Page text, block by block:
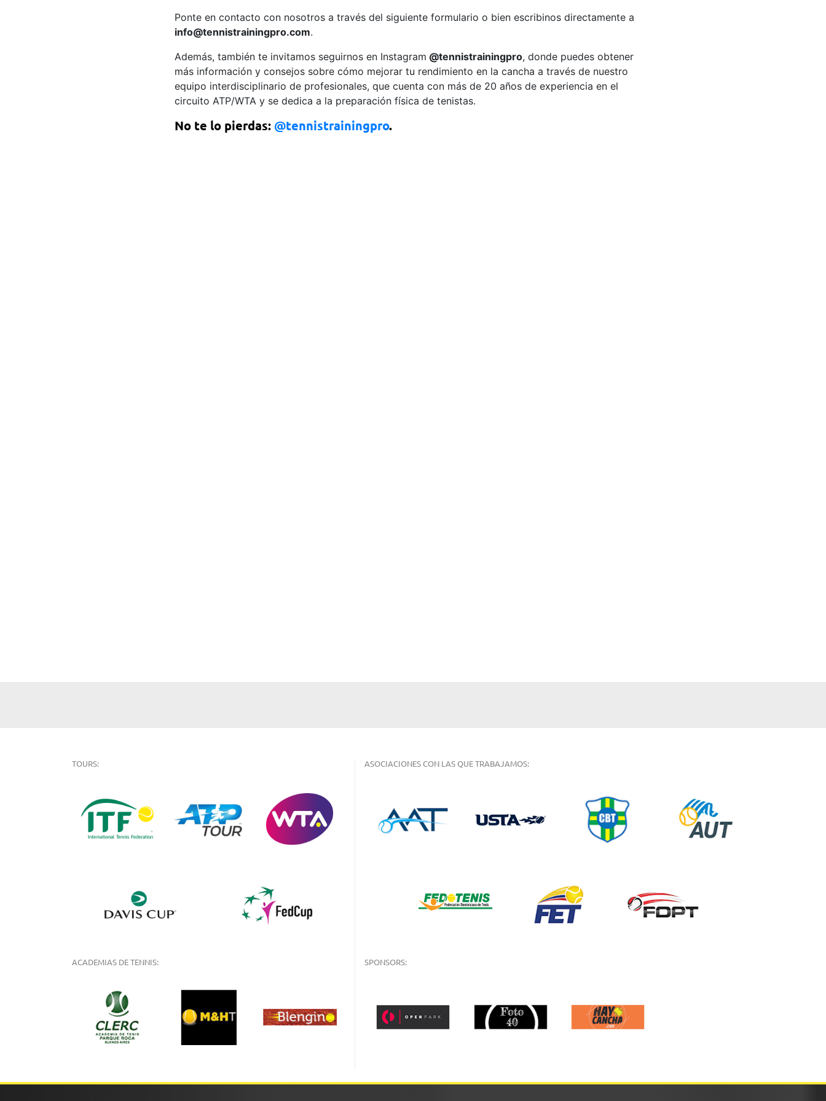
Ponte en contacto con nosotros a través del siguiente formulario o bien escribinos directamente a
info@tennistrainingpro.com.
Además, también te invitamos seguirnos en Instagram @tennistrainingpro, donde puedes obtener
más información y consejos sobre cómo mejorar tu rendimiento en la cancha a través de nuestro
equipo interdisciplinario de profesionales, que cuenta con más de 20 años de experiencia en el
circuito ATP/WTA y se dedica a la preparación física de tenistas.
No te lo pierdas: @tennistrainingpro.
TOURS:
ACADEMIAS DE TENNIS:
ASOCIACIONES CON LAS QUE TRABAJAMOS:
SPONSORS: